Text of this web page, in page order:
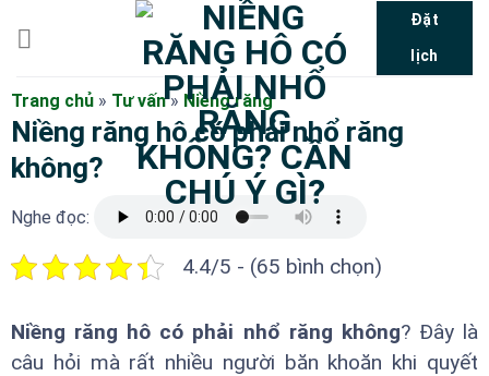
dung
Đặt
lịch
Trang chủ » Tư vấn» Niềng răng
Niềng răng hô có phải nhổ răng
không?
Nghe đọc:
4.4/5 - (65 bình chọn)
Niềng răng hô có phải nhổ răng không? Đây là
câu hỏi mà rất nhiều người băn khoăn khi quyết